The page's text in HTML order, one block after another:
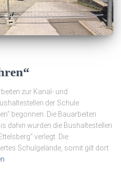
zur Kanal- und
der Schule
begonnen. Die Bauarbeiten
dahin wurden die Bushaltestellen
verlegt. Die
Schulgelände, somit gilt dort